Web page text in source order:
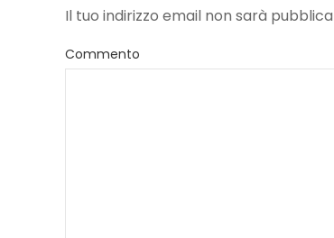
Il tuo indirizzo email non sarà
Commento